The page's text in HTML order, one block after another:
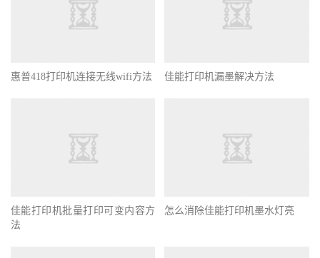
惠普418打印机连接无线wifi方法 佳能打印机漏墨解决方法
佳能打印机批量打印可变内容方
法
怎么消除佳能打印机墨水灯亮